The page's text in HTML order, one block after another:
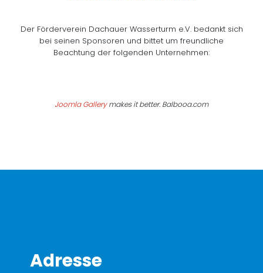
Der Förderverein Dachauer Wasserturm e.V. bedankt sich
bei seinen Sponsoren und bittet um freundliche
Beachtung der folgenden Unternehmen:
Joomla Gallerymakes it better. Balbooa.com
Adresse